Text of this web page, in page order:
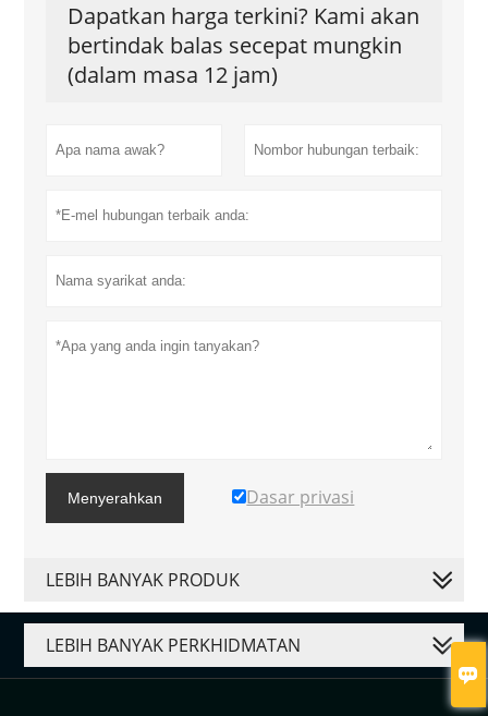

Dapatkan harga terkini? Kami akan
bertindak balas secepat mungkin
(dalam masa 12 jam)
Menyerahkan Dasar privasi
LEBIH BANYAK PRODUK
LEBIH BANYAK PERKHIDMATAN